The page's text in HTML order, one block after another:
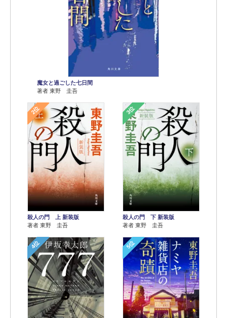
魔女と過ごした七日間
著者 東野 圭吾
2位
殺人の門 上 新装版
著者 東野 圭吾
3位
殺人の門 下 新装版
著者 東野 圭吾
4位 5位